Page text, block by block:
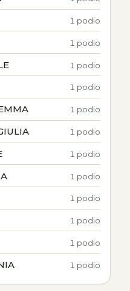
1 podio
1 podio
1 podio
1 podio
1 podio
1 podio
1 podio
1 podio
1 podio
1 podio
1 podio
1 podio